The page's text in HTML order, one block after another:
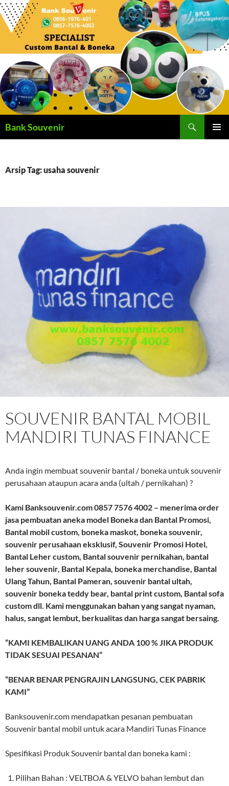
Langsung
ke
Bank Souvenir
Arsip Tag: usaha souvenir
SOUVENIR BANTAL MOBIL
MANDIRI TUNAS FINANCE
Anda ingin membuat souvenir bantal / boneka untuk souvenir
perusahaan ataupun acara anda (ultah / pernikahan) ?
Kami Banksouvenir.com 0857 7576 4002 – menerima order
jasa pembuatan aneka model Boneka dan Bantal Promosi,
Bantal mobil custom, boneka maskot, boneka souvenir,
souvenir perusahaan eksklusif, Souvenir Promosi Hotel,
Bantal Leher custom, Bantal souvenir pernikahan, bantal
leher souvenir, Bantal Kepala, boneka merchandise, Bantal
Ulang Tahun, Bantal Pameran, souvenir bantal ultah,
souvenir boneka teddy bear, bantal print custom, Bantal sofa
custom dll. Kami menggunakan bahan yang sangat nyaman,
halus, sangat lembut, berkualitas dan harga sangat bersaing.
“KAMI KEMBALIKAN UANG ANDA 100 % JIKA PRODUK
TIDAK SESUAI PESANAN”
“BENAR BENAR PENGRAJIN LANGSUNG, CEK PABRIK
KAMI”
Banksouvenir.com mendapatkan pesanan pembuatan
Souvenir bantal mobil untuk acara Mandiri Tunas Finance
Spesifikasi Produk Souvenir bantal dan boneka kami :
Pilihan Bahan : VELTBOA & YELVO bahan lembut dan